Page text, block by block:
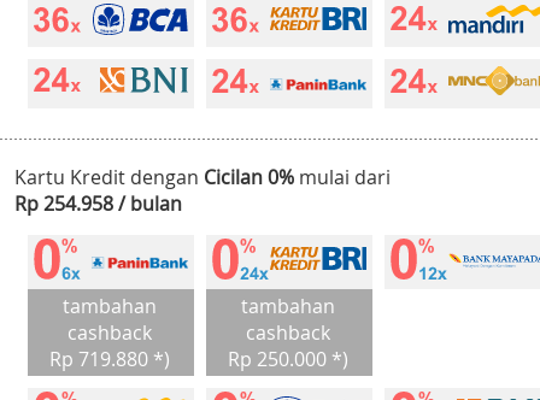
Kartu Kredit dengan Cicilan 0% mulai dari
Rp 254.958 / bulan
tambahan
cashback
Rp 719.880 *)
tambahan
cashback
Rp 250.000 *)